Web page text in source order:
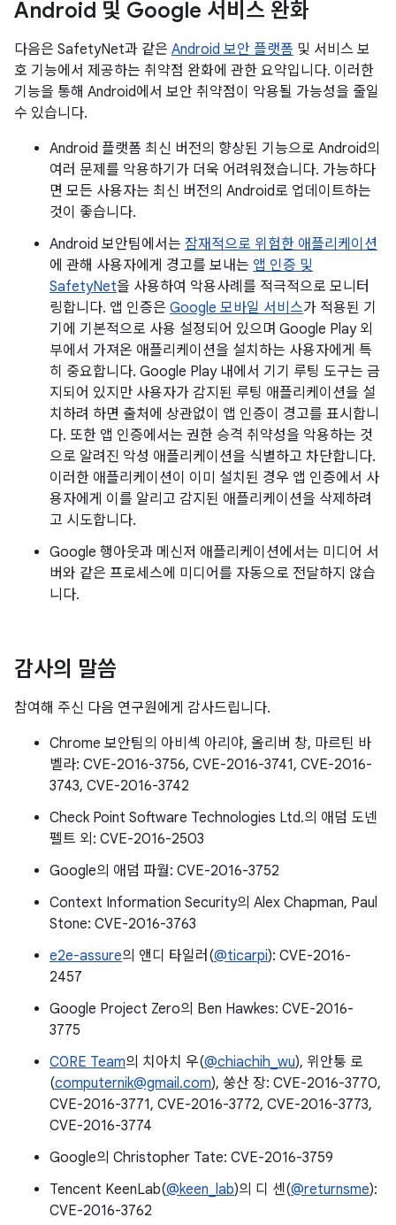
Android 및 Google 서비스 완화
다음은 SafetyNet과 같은 Android 보안 플랫폼 및 서비스 보
호 기능에서 제공하는 취약점 완화에 관한 요약입니다. 이러한
기능을 통해 Android에서 보안 취약점이 악용될 가능성을 줄일
수 있습니다.
Android 플랫폼 최신 버전의 향상된 기능으로 Android의
여러 문제를 악용하기가 더욱 어려워졌습니다. 가능하다
면 모든 사용자는 최신 버전의 Android로 업데이트하는
것이 좋습니다.
Android 보안팀에서는 잠재적으로 위험한 애플리케이션
에 관해 사용자에게 경고를 보내는 앱 인증 및
SafetyNet을 사용하여 악용사례를 적극적으로 모니터
링합니다. 앱 인증은 Google 모바일 서비스가 적용된 기
기에 기본적으로 사용 설정되어 있으며 Google Play 외
부에서 가져온 애플리케이션을 설치하는 사용자에게 특
히 중요합니다. Google Play 내에서 기기 루팅 도구는 금
지되어 있지만 사용자가 감지된 루팅 애플리케이션을 설
치하려 하면 출처에 상관없이 앱 인증이 경고를 표시합니
다. 또한 앱 인증에서는 권한 승격 취약성을 악용하는 것
으로 알려진 악성 애플리케이션을 식별하고 차단합니다.
이러한 애플리케이션이 이미 설치된 경우 앱 인증에서 사
용자에게 이를 알리고 감지된 애플리케이션을 삭제하려
고 시도합니다.
Google 행아웃과 메신저 애플리케이션에서는 미디어 서
버와 같은 프로세스에 미디어를 자동으로 전달하지 않습
니다.
감사의 말씀
참여해 주신 다음 연구원에게 감사드립니다.
Chrome 보안팀의 아비셱 아리야, 올리버 창, 마르틴 바
벨라: CVE-2016-3756, CVE-2016-3741, CVE-2016-
3743, CVE-2016-3742
Check Point Software Technologies Ltd.의 애덤 도넨
펠트 외: CVE-2016-2503
Google의 애덤 파월: CVE-2016-3752
Context Information Security의 Alex Chapman, Paul
Stone: CVE-2016-3763
e2e-assure의 앤디 타일러(@ticarpi): CVE-2016-
2457
Google Project Zero의 Ben Hawkes: CVE-2016-
3775
C0RE Team의 치아치 우(@chiachih_wu), 위안퉁 로
(computernik@gmail.com), 쑹산 장: CVE-2016-3770,
CVE-2016-3771, CVE-2016-3772, CVE-2016-3773,
CVE-2016-3774
Google의 Christopher Tate: CVE-2016-3759
Tencent KeenLab(@keen_lab)의 디 센(@returnsme):
CVE-2016-3762